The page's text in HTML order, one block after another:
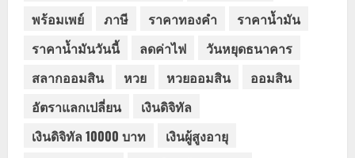
พร้อมเพย์
ภาษี ราคาทองคำ
ราคาน้ำมัน
ราคาน้ำมันวันนี้
ลดค่าไฟ
วันหยุดธนาคาร
สลากออมสิน
หวย หวยออมสิน
ออมสิน
อัตราแลกเปลี่ยน
เงินดิจิทัล
เงินดิจิทัล 10000 บาท
เงินผู้สูงอายุ